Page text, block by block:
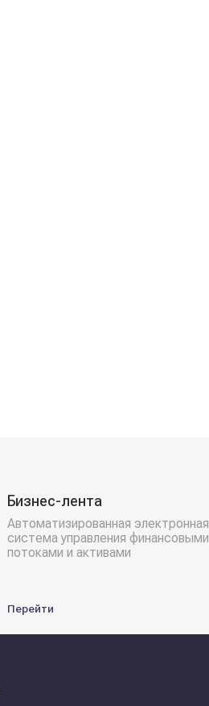
Бизнес-лента
Автоматизированная электронная
система управления финансовыми
потоками и активами
Перейти